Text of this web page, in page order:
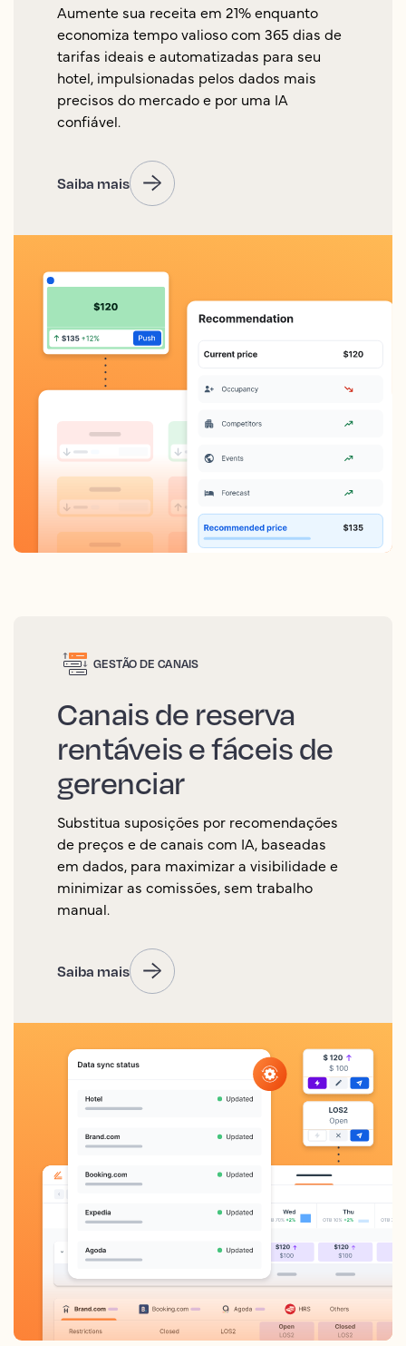
Aumente sua receita em 21% enquanto
economiza tempo valioso com 365 dias de
tarifas ideais e automatizadas para seu
hotel, impulsionadas pelos dados mais
precisos do mercado e por uma IA
confiável.
Saiba mais
GESTÃO DE CANAIS
Canais de reserva
rentáveis e fáceis de
gerenciar
Substitua suposições por recomendações
de preços e de canais com IA, baseadas
em dados, para maximizar a visibilidade e
minimizar as comissões, sem trabalho
manual.
Saiba mais